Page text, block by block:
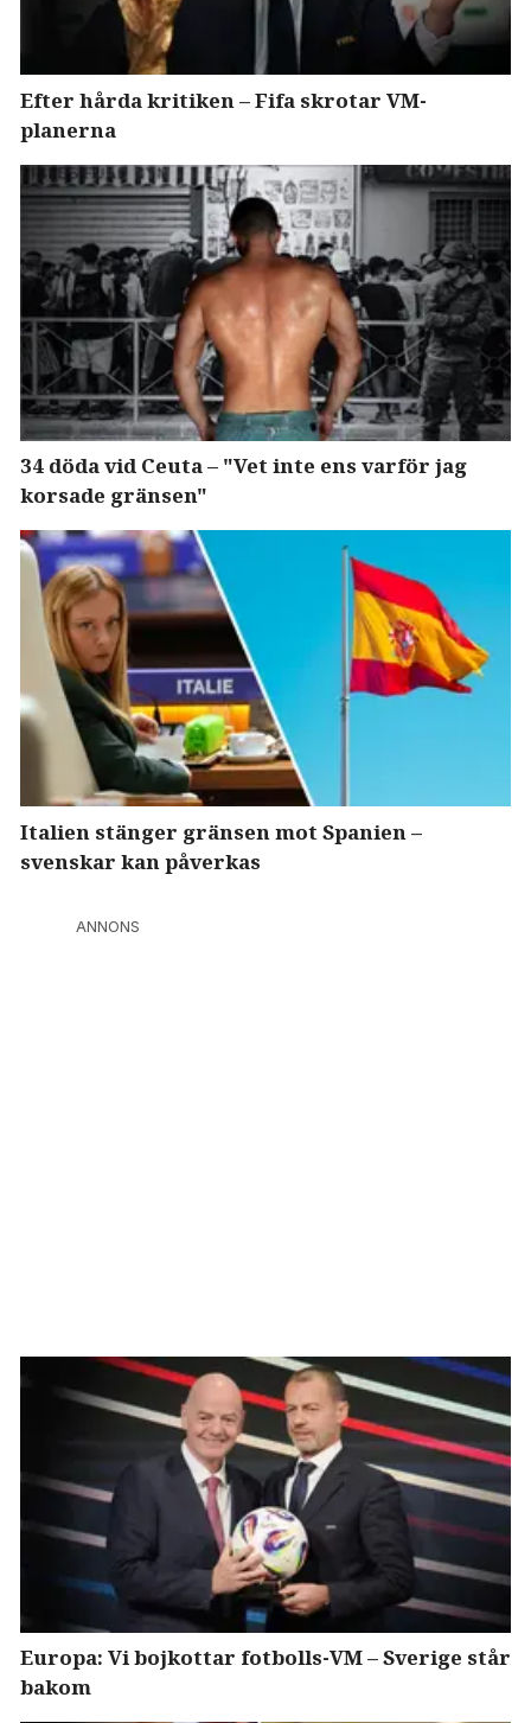
Efter hårda kritiken – Fifa skrotar VM-
planerna
34 döda vid Ceuta – "Vet inte ens varför jag
korsade gränsen"
Italien stänger gränsen mot Spanien –
svenskar kan påverkas
ANNONS
Europa: Vi bojkottar fotbolls-VM – Sverige står
bakom